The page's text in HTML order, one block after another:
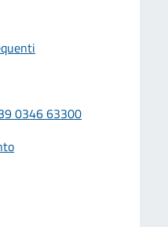
0346 63300